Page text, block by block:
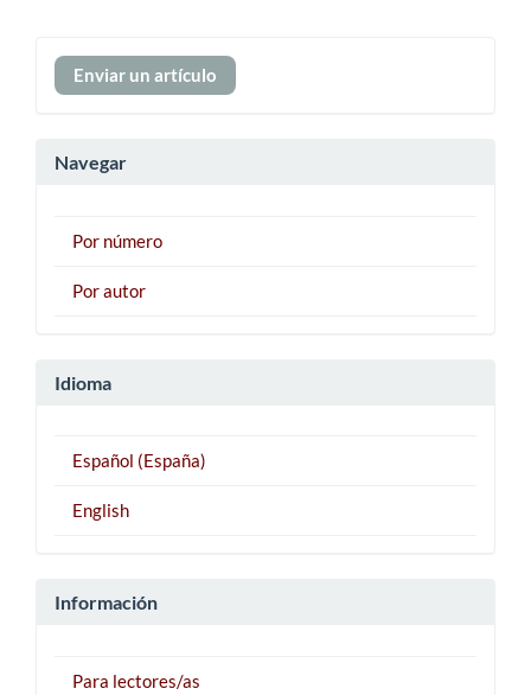
Enviar
un
Enviar un artículo
Navegar
Por número
Por autor
Idioma
Español (España)
English
Información
Para lectores/as